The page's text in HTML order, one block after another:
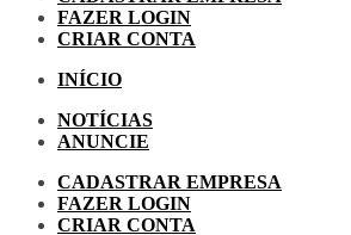
FAZER LOGIN
CRIAR CONTA
INÍCIO
NOTÍCIAS
ANUNCIE
CADASTRAR EMPRESA
FAZER LOGIN
CRIAR CONTA